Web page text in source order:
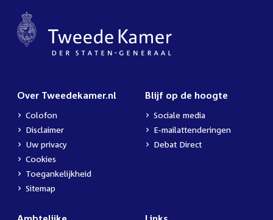
Over Tweedekamer.nl
Colofon
Disclaimer
Uw privacy
Cookies
Toegankelijkheid
Sitemap
Blijf op de hoogte
Sociale media
E-mailattenderingen
Debat Direct